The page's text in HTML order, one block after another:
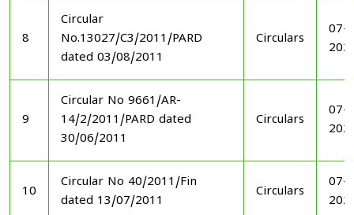
8
Circular
No.13027/C3/2011/PARD
dated 03/08/2011
Circulars
07-
9
Circular No 9661/AR-
14/2/2011/PARD dated
30/06/2011
Circulars
07-
10
Circular No 40/2011/Fin
dated 13/07/2011
Circulars
07-